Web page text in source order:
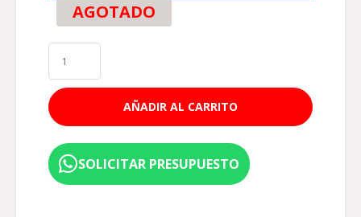
AGOTADO
AÑADIR AL CARRITO
SOLICITAR PRESUPUESTO